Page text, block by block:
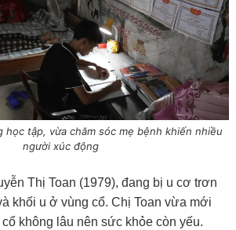
học tập, vừa chăm sóc mẹ bệnh khiến nhiều
người xúc động
Thị Toan (1979), đang bị u cơ trơn
khối u ở vùng cổ. Chị Toan vừa mới
không lâu nên sức khỏe còn yếu.